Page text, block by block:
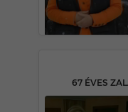
67 ÉVES